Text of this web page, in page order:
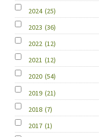
2024 (25)
2023 (36)
2022 (12)
2021 (12)
2020 (54)
2019 (21)
2018 (7)
2017 (1)